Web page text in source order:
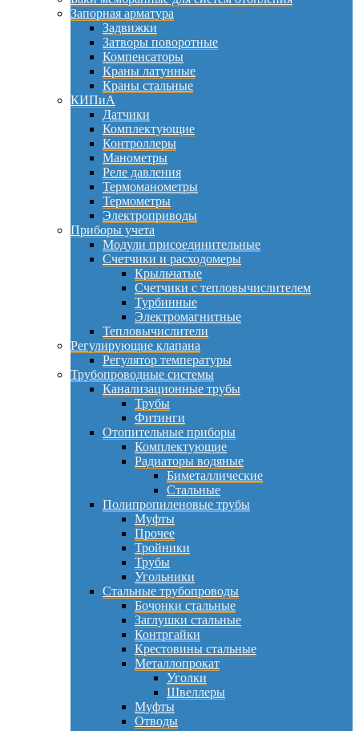
Запорная арматура
Задвижки
Затворы поворотные
Компенсаторы
Краны латунные
Краны стальные
КИПиА
Датчики
Комплектующие
Контроллеры
Манометры
Реле давления
Термоманометры
Термометры
Электроприводы
Приборы учета
Модули присоединительные
Счетчики и расходомеры
Крыльчатые
Счетчики с тепловычислителем
Турбинные
Электромагнитные
Тепловычислители
Регулирующие клапана
Регулятор температуры
Трубопроводные системы
Канализационные трубы
Трубы
Фитинги
Отопительные приборы
Комплектующие
Радиаторы водяные
Биметаллические
Стальные
Полипропиленовые трубы
Муфты
Прочее
Тройники
Трубы
Угольники
Стальные трубопроводы
Бочонки стальные
Заглушки стальные
Контргайки
Крестовины стальные
Металлопрокат
Уголки
Швеллеры
Муфты
Отводы